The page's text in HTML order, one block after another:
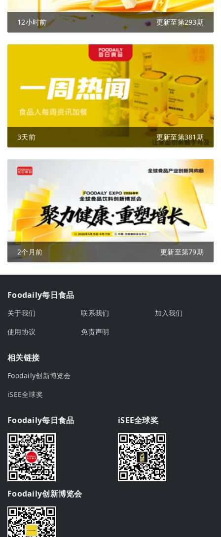
12小时前 更新至第293期
3天前 更新至第381期
2个月前 更新至第79期
Foodaily每日食品
关于我们 联系我们
加入我们
使用协议
免责声明
相关链接
Foodaily创新博览会
iSEE全球奖
Foodaily每日食品 iSEE全球奖
Foodaily创新博览会